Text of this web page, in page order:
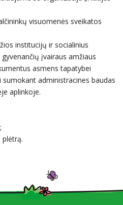
visuomenės sveikatos
institucijų ir socialinius
įvairaus amžiaus
asmens tapatybei
administracines baudas
aplinkoje.
plėtrą.